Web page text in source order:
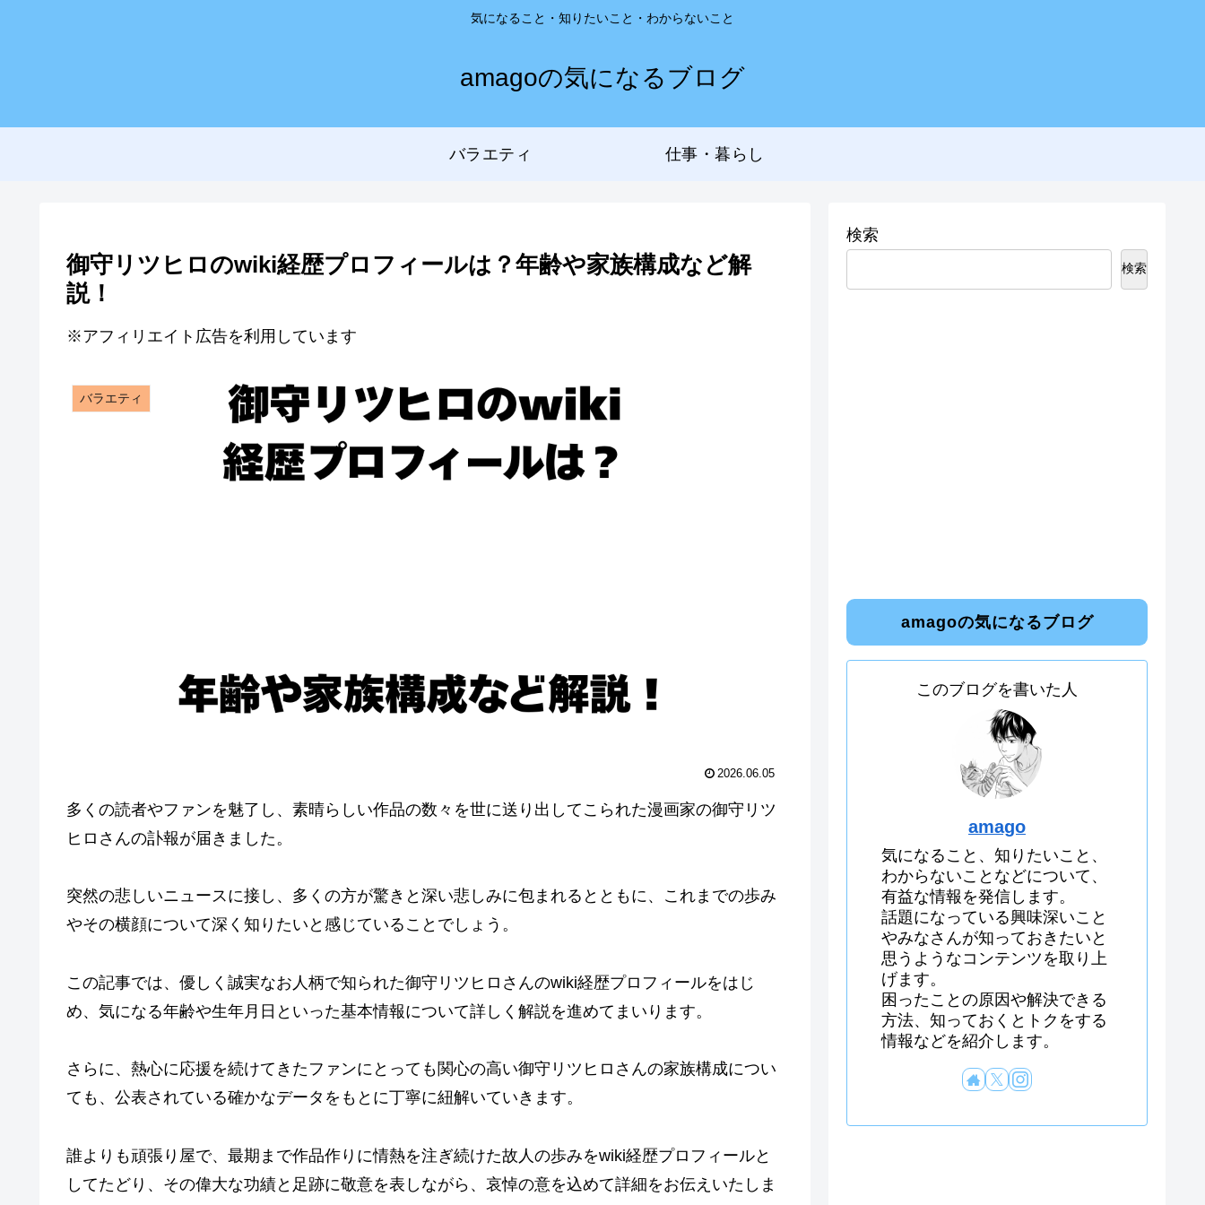
気になること・知りたいこと・わからないこと
amagoの気になるブログ
バラエティ 仕事・暮らし
御守リツヒロのwiki経歴プロフィールは？年齢や家族構成など解
説！
※アフィリエイト広告を利用しています
バラエティ
2026.06.05
多くの読者やファンを魅了し、素晴らしい作品の数々を世に送り出してこられた漫画家の御守リツ
ヒロさんの訃報が届きました。
突然の悲しいニュースに接し、多くの方が驚きと深い悲しみに包まれるとともに、これまでの歩み
やその横顔について深く知りたいと感じていることでしょう。
この記事では、優しく誠実なお人柄で知られた御守リツヒロさんのwiki経歴プロフィールをはじ
め、気になる年齢や生年月日といった基本情報について詳しく解説を進めてまいります。
さらに、熱心に応援を続けてきたファンにとっても関心の高い御守リツヒロさんの家族構成につい
ても、公表されている確かなデータをもとに丁寧に紐解いていきます。
誰よりも頑張り屋で、最期まで作品作りに情熱を注ぎ続けた故人の歩みをwiki経歴プロフィールと
してたどり、その偉大な功績と足跡に敬意を表しながら、哀悼の意を込めて詳細をお伝えいたしま
検索
検索
amagoの気になるブログ
このブログを書いた人
amago
気になること、知りたいこと、
わからないことなどについて、
有益な情報を発信します。
話題になっている興味深いこと
やみなさんが知っておきたいと
思うようなコンテンツを取り上
げます。
困ったことの原因や解決できる
方法、知っておくとトクをする
情報などを紹介します。